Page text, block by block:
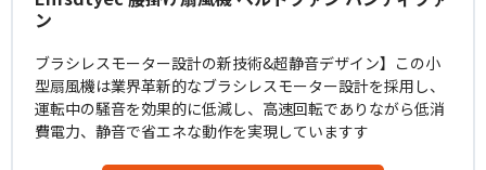
ン
ブラシレスモーター設計の新技術&超静音デザイン】この小
型扇風機は業界革新的なブラシレスモーター設計を採用し、
運転中の騒音を効果的に低減し、高速回転でありながら低消
費電力、静音で省エネな動作を実現していますす